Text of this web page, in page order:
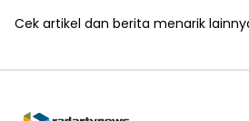
Cek artikel dan berita menarik